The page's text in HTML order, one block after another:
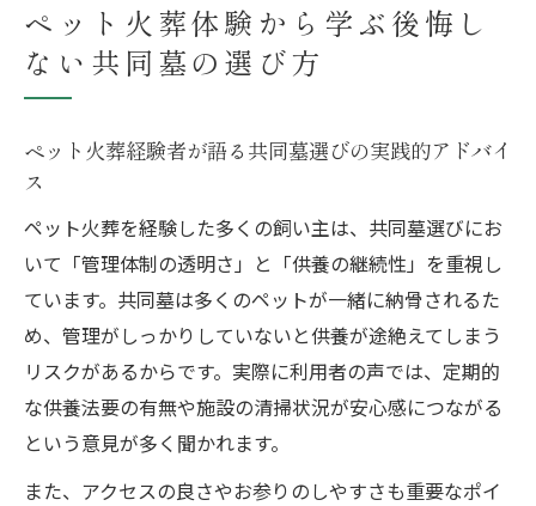
ペット火葬体験から学ぶ後悔し
ない共同墓の選び方
ペット火葬経験者が語る共同墓選びの実践的アドバイ
ス
ペット火葬を経験した多くの飼い主は、共同墓選びにお
いて「管理体制の透明さ」と「供養の継続性」を重視し
ています。共同墓は多くのペットが一緒に納骨されるた
め、管理がしっかりしていないと供養が途絶えてしまう
リスクがあるからです。実際に利用者の声では、定期的
な供養法要の有無や施設の清掃状況が安心感につながる
という意見が多く聞かれます。
また、アクセスの良さやお参りのしやすさも重要なポイ